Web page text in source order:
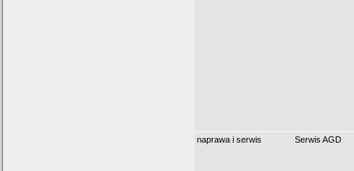
naprawa i serwis Serwis AGD